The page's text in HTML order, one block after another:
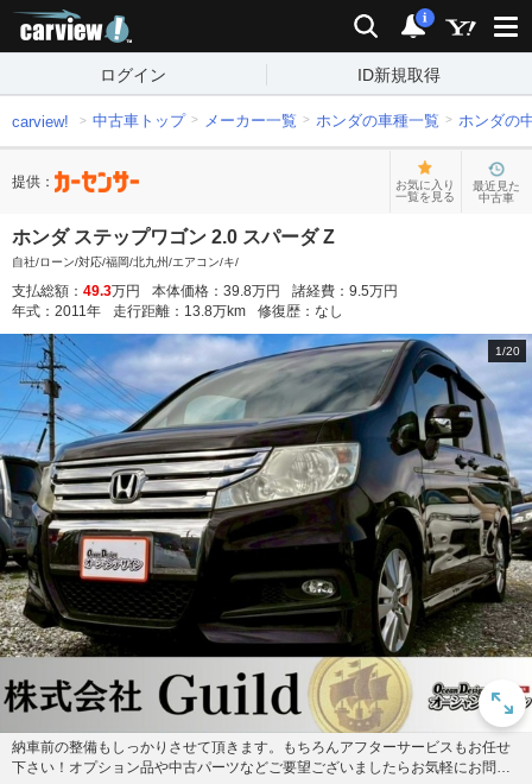
検索 通知
i
ログイン ID新規取得
carview! 中古車トップ メーカー一覧 ホンダの車種一覧 ホンダの
提供：
お気に入り
一覧を見る
最近見た
中古車
ホンダ ステップワゴン 2.0 スパーダ Z
自社/ローン/対応/福岡/北九州/エアコン/キ/
支払総額： 49.3万円 本体価格： 39.8万円 諸経費： 9.5万円
年式： 2011年 走行距離： 13.8万km 修復歴： なし
1/20
納車前の整備もしっかりさせて頂きます。もちろんアフターサービスもお任せ
下さい！オプション品や中古パーツなどご要望ございましたらお気軽にお問い